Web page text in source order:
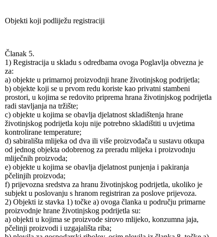
Objekti koji podliježu registraciji
Članak 5.
1) Registracija u skladu s odredbama ovoga Poglavlja obvezna je
za:
a) objekte u primarnoj proizvodnji hrane životinjskog podrijetla;
b) objekte koji se u prvom redu koriste kao privatni stambeni
prostori, u kojima se redovito priprema hrana životinjskog podrijetla
radi stavljanja na tržište;
c) objekte u kojima se obavlja djelatnost skladištenja hrane
životinjskog podrijetla koju nije potrebno skladištiti u uvjetima
kontrolirane temperature;
d) sabirališta mlijeka od dva ili više proizvođača u sustavu otkupa
od jednog objekta odobrenog za preradu mlijeka i proizvodnju
mliječnih proizvoda;
e) objekte u kojima se obavlja djelatnost punjenja i pakiranja
pčelinjih proizvoda;
f) prijevozna sredstva za hranu životinjskog podrijetla, ukoliko je
subjekt u poslovanju s hranom registriran za poslove prijevoza.
2) Objekti iz stavka 1) točke a) ovoga članka u području primarne
proizvodnje hrane životinjskog podrijetla su:
a) objekti u kojima se proizvode sirovo mlijeko, konzumna jaja,
pčelinji proizvodi i uzgajališta riba;